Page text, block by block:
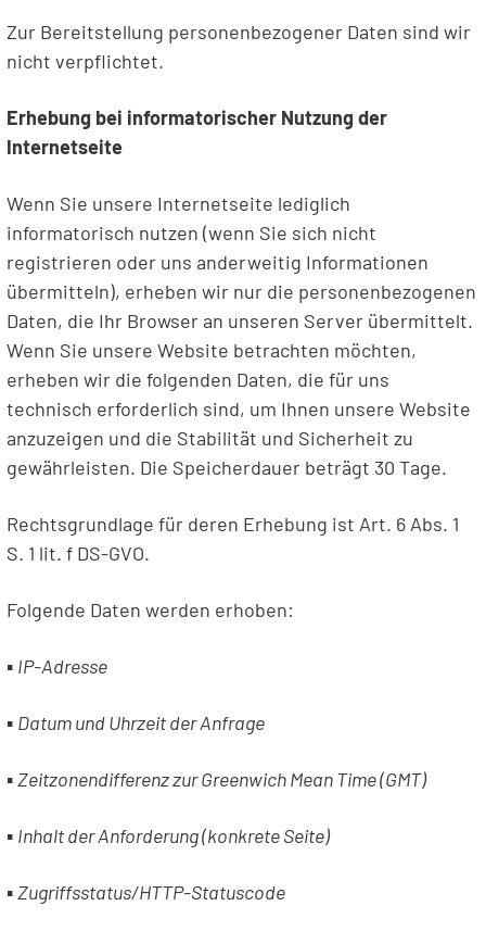
Zur Bereitstellung personenbezogener Daten sind wir
nicht verpflichtet.
Erhebung bei informatorischer Nutzung der
Internetseite
Wenn Sie unsere Internetseite lediglich
informatorisch nutzen (wenn Sie sich nicht
registrieren oder uns anderweitig Informationen
übermitteln), erheben wir nur die personenbezogenen
Daten, die Ihr Browser an unseren Server übermittelt.
Wenn Sie unsere Website betrachten möchten,
erheben wir die folgenden Daten, die für uns
technisch erforderlich sind, um Ihnen unsere Website
anzuzeigen und die Stabilität und Sicherheit zu
gewährleisten. Die Speicherdauer beträgt 30 Tage.
Rechtsgrundlage für deren Erhebung ist Art. 6 Abs. 1
S. 1 lit. f DS-GVO.
Folgende Daten werden erhoben:
▪ IP-Adresse
▪ Datum und Uhrzeit der Anfrage
▪Zeitzonendifferenz zur Greenwich Mean Time (GMT)
▪ Inhalt der Anforderung (konkrete Seite)
▪Zugriffsstatus/HTTP-Statuscode